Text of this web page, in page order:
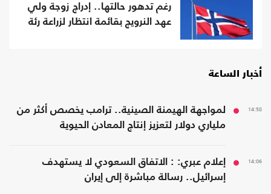
رغم تدهور حالتها.. إدراج زوجة ولي
عهد النرويج بقائمة انتظار لزراعة رئة
أخبار الساعة
14:58
لمواجهة الهيمنة الصينية.. ترامب يخصص أكثر من
ملياري دولار لتعزيز إنتاج المعادن الحيوية
14:06
إعلام عبري: : الاتفاق السعودي لا يستهدف
إسرائيل.. رسالة مباشرة إلى إيران